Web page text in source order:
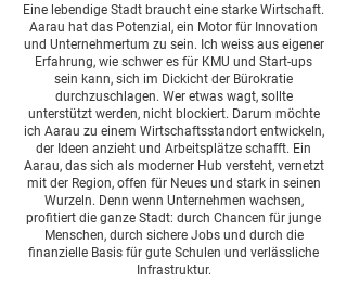
Eine lebendige Stadt braucht eine starke Wirtschaft.
Aarau hat das Potenzial, ein Motor für Innovation
und Unternehmertum zu sein. Ich weiss aus eigener
Erfahrung, wie schwer es für KMU und Start-ups
sein kann, sich im Dickicht der Bürokratie
durchzuschlagen. Wer etwas wagt, sollte
unterstützt werden, nicht blockiert. Darum möchte
ich Aarau zu einem Wirtschaftsstandort entwickeln,
der Ideen anzieht und Arbeitsplätze schafft. Ein
Aarau, das sich als moderner Hub versteht, vernetzt
mit der Region, offen für Neues und stark in seinen
Wurzeln. Denn wenn Unternehmen wachsen,
profitiert die ganze Stadt: durch Chancen für junge
Menschen, durch sichere Jobs und durch die
finanzielle Basis für gute Schulen und verlässliche
Infrastruktur.